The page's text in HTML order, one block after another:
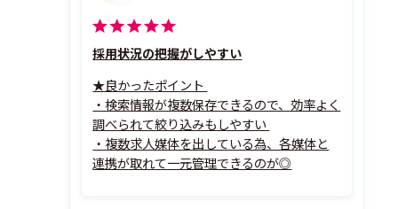
採用状況の把握がしやすい
★良かったポイント
・検索情報が複数保存できるので、効率よく
調べられて絞り込みもしやすい
・複数求人媒体を出している為、各媒体と
連携が取れて一元管理できるのが◎